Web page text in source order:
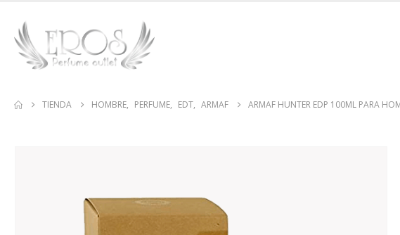
TIENDA HOMBRE, PERFUME, EDT, ARMAF ARMAF HUNTER EDP 100ML PARA